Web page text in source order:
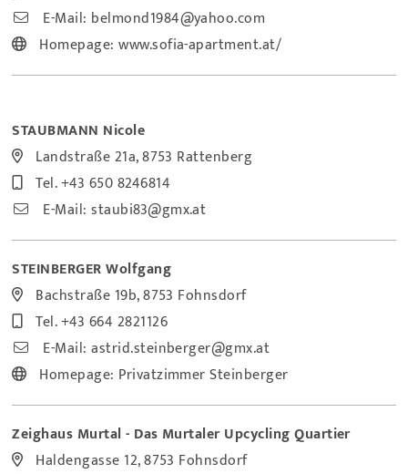
E-Mail: belmond1984@yahoo.com
Homepage:www.sofia-apartment.at/
STAUBMANN Nicole
Landstraße 21a, 8753 Rattenberg
Tel.+43 650 8246814
E-Mail:staubi83@gmx.at
STEINBERGER Wolfgang
Bachstraße 19b, 8753 Fohnsdorf
Tel.+43 664 2821126
E-Mail:astrid.steinberger@gmx.at
Homepage: Privatzimmer Steinberger
Zeighaus Murtal - Das Murtaler Upcycling Quartier
Haldengasse 12, 8753 Fohnsdorf